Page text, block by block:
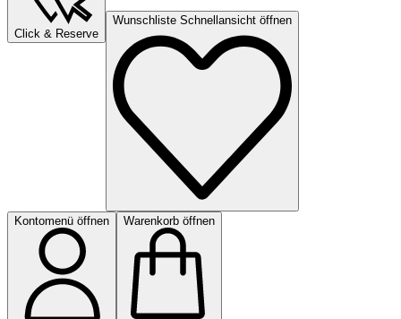
Click & Reserve
Wunschliste Schnellansicht öffnen
Kontomenü öffnen Warenkorb öffnen